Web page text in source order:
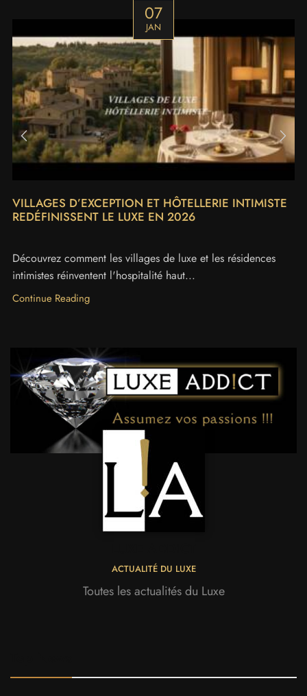
07
JAN
VILLAGES D’EXCEPTION ET HÔTELLERIE INTIMISTE
REDÉFINISSENT LE LUXE EN 2026
Découvrez comment les villages de luxe et les résidences
intimistes réinventent l'hospitalité haut...
Continue Reading
ACTUALITÉ DU LUXE
Toutes les actualités du Luxe